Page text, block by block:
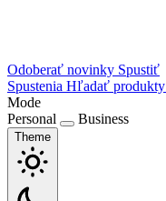
Odoberať novinky Spustiť
Spustenia Hľadať produkty
Mode
Personal
Business
Theme